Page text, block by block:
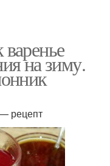
на зиму.
рецепт